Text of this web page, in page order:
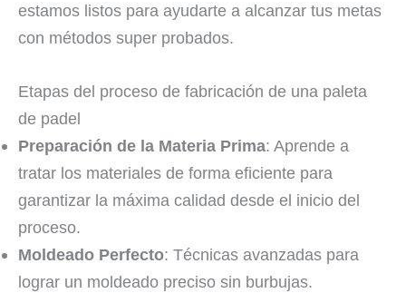
estamos listos para ayudarte a alcanzar tus metas
con métodos super probados.
Etapas del proceso de fabricación de una paleta
de padel
Preparación de la Materia Prima: Aprende a
tratar los materiales de forma eficiente para
garantizar la máxima calidad desde el inicio del
proceso.
Moldeado Perfecto: Técnicas avanzadas para
lograr un moldeado preciso sin burbujas.